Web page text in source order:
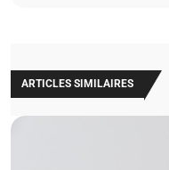
ARTICLES SIMILAIRES